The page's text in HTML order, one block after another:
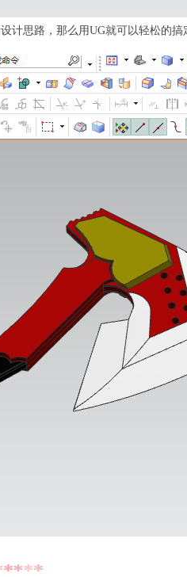
计思路，那么用UG就可以轻松的搞